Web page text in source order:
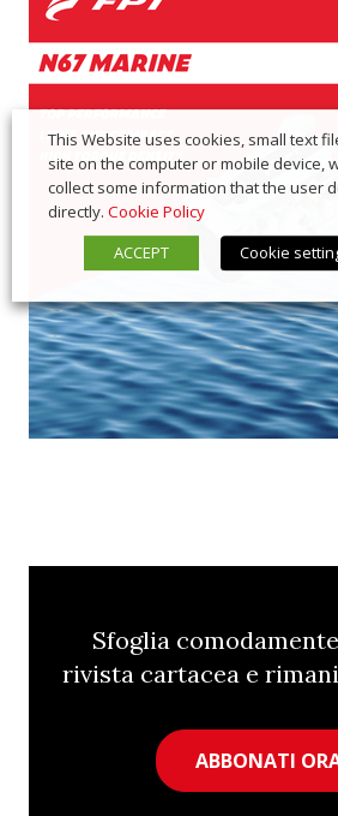
Sfoglia
rivista cartacea e
ABBONATI
This Website uses cookies, small text
site on the computer or mobile device,
collect some information that the user
directly. Cookie Policy
ACCEPT
Cookie